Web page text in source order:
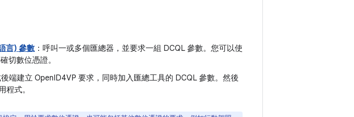
言) 參數：呼叫一或多個匯總器，並要求一組 DCQL 參數。您可以使
切數位憑證。
後端建立 OpenID4VP 要求，同時加入匯總工具的 DCQL 參數。然後
程式。